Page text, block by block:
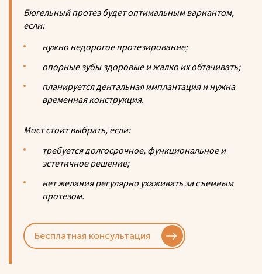
Бюгельный протез будет оптимальным вариантом,
если:
нужно недорогое протезирование;
опорные зубы здоровые и жалко их обтачивать;
планируется дентальная имплантация и нужна
временная конструкция.
Мост стоит выбрать, если:
требуется долгосрочное, функциональное и
эстетичное решение;
нет желания регулярно ухаживать за съемным
протезом.
Бесплатная консультация